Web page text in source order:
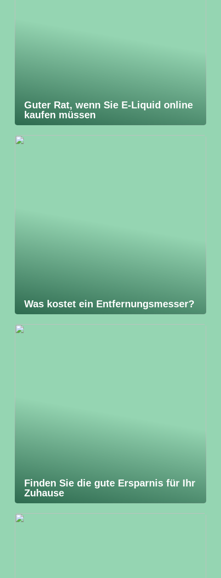
Guter Rat, wenn Sie E-Liquid online
kaufen müssen
Was kostet ein Entfernungsmesser?
Finden Sie die gute Ersparnis für Ihr
Zuhause